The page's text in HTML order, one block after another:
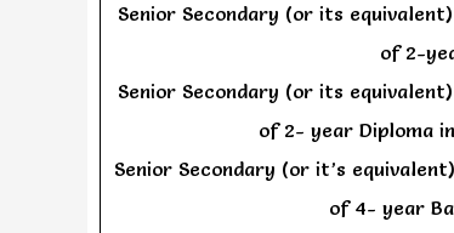
Senior Secondary (or its
of 2-
Senior Secondary (or its
of 2- year Diploma
Senior Secondary (or it’s
of 4- year